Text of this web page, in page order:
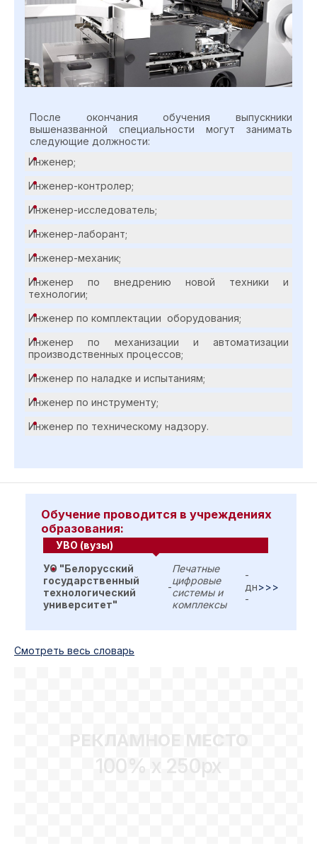
После окончания обучения выпускники
вышеназванной специальности могут занимать
следующие должности:
Инженер;
Инженер-контролер;
Инженер-исследователь;
Инженер-лаборант;
Инженер-механик;
Инженер по внедрению новой техники и
технологии;
Инженер по комплектации оборудования;
Инженер по механизации и автоматизации
производственных процессов;
Инженер по наладке и испытаниям;
Инженер по инструменту;
Инженер по техническому надзору.
Обучение проводится в учреждениях
образования:
УВО (вузы)
УО "Белорусский
государственный
технологический
университет"
-
Печатные
цифровые
системы и
комплексы
-
дн
-
>>>
Cмотреть весь словарь
РЕКЛАМНОЕ МЕСТО
100% x 250px